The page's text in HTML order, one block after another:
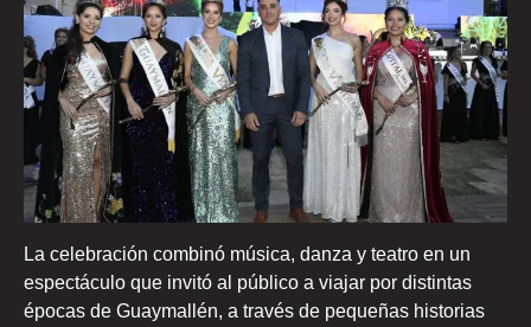
La celebración combinó música, danza y teatro en un
espectáculo que invitó al público a viajar por distintas
épocas de Guaymallén, a través de pequeñas historias